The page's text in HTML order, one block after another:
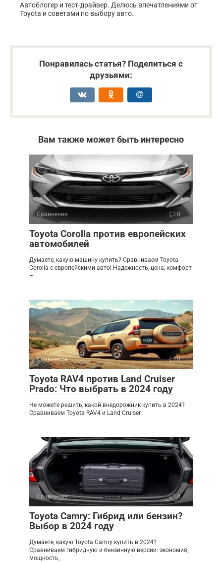
Автоблогер и тест-драйвер. Делюсь впечатлениями от
Toyota и советами по выбору авто.
Понравилась статья? Поделиться с
друзьями:
Вам также может быть интересно
Сравнение 0
Toyota Corolla против европейских
автомобилей
Думаете, какую машину купить? Сравниваем Toyota
Corolla с европейскими авто! Надежность, цена, комфорт
–
Сравнение 0
Toyota RAV4 против Land Cruiser
Prado: Что выбрать в 2024 году
Не можете решить, какой внедорожник купить в 2024?
Сравниваем Toyota RAV4 и Land Cruiser
Сравнение 0
Toyota Camry: Гибрид или бензин?
Выбор в 2024 году
Думаете, какую Toyota Camry купить в 2024?
Сравниваем гибридную и бензинную версии: экономия,
мощность,